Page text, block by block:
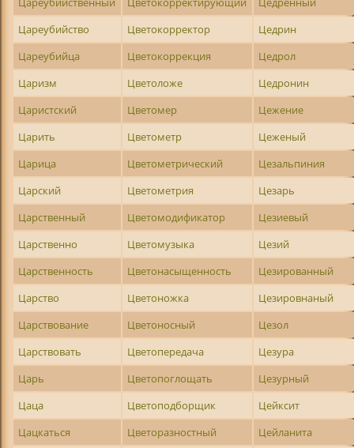
Цареубийство
Цветокорректор
Цедрин
Цареубийца
Цветокоррекция
Цедрол
Царизм
Цветоложе
Цедронин
Царистский
Цветомер
Цежение
Царить
Цветометр
Цеженый
Царица
Цветометрический
Цезальпиния
Царский
Цветометрия
Цезарь
Царственный
Цветомодификатор
Цезиевый
Царственно
Цветомузыка
Цезий
Царственность
Цветонасыщенность
Цезированный
Царство
Цветоножка
Цезировнаный
Царствование
Цветоносный
Цезол
Царствовать
Цветопередача
Цезура
Царь
Цветопоглощать
Цезурный
Цаца
Цветоподборщик
Цейксит
Цацкаться
Цветоразностный
Цейланита